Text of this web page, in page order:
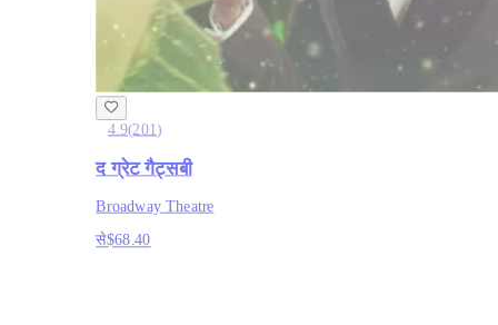
4.9(201)
द ग्रेट गैट्सबी
Broadway Theatre
से$68.40